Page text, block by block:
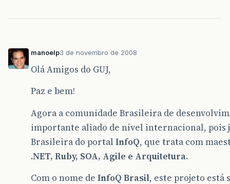
manoelp3 de novembro de 2008
Olá Amigos do GUJ,
Paz e bem!
Agora a comunidade Brasileira de
importante aliado de nível internacional, pois
Brasileira do portal InfoQ, que trata com
.NET, Ruby, SOA, Agile e Arquitetura.
Com o nome de InfoQ Brasil, este projeto está